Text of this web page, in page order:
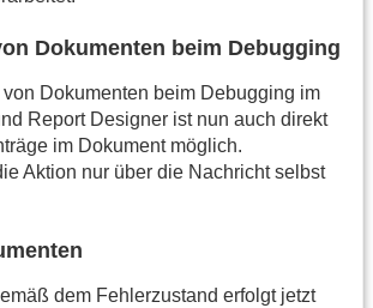
Dokumenten beim Debugging
Dokumenten beim Debugging im
Report Designer ist nun auch direkt
im Dokument möglich.
Aktion nur über die Nachricht selbst
dem Fehlerzustand erfolgt jetzt